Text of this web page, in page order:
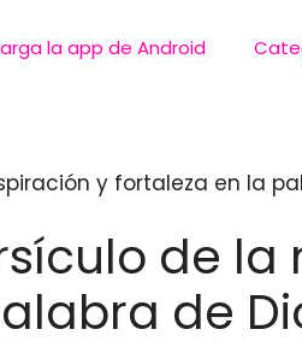
la app de Android
y fortaleza en la
de la
de